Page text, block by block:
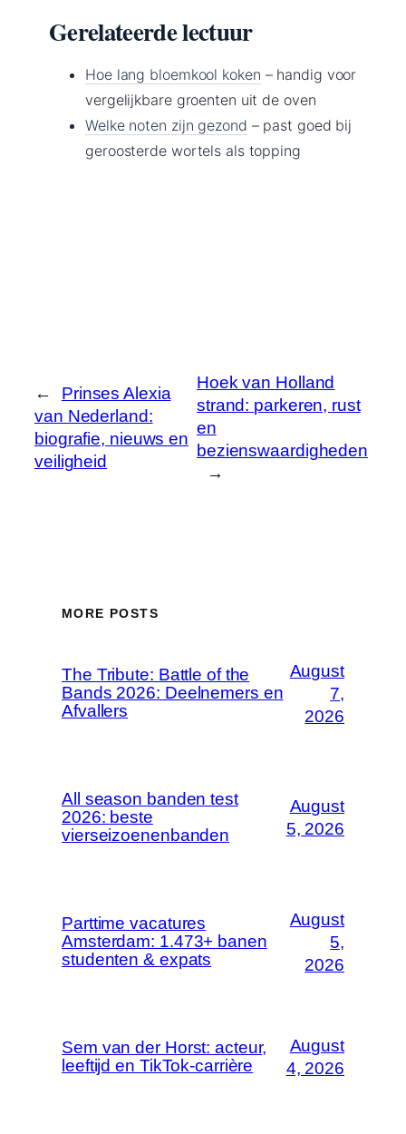
Gerelateerde lectuur
Hoe lang bloemkool koken – handig voor
vergelijkbare groenten uit de oven
Welke noten zijn gezond – past goed bij
geroosterde wortels als topping
←
Prinses Alexia
van Nederland:
biografie, nieuws en
veiligheid
Hoek van Holland
strand: parkeren, rust
en
bezienswaardigheden
→
MORE POSTS
The Tribute: Battle of the
Bands 2026: Deelnemers en
Afvallers
August
7,
2026
All season banden test
2026: beste
vierseizoenenbanden
August
5, 2026
Parttime vacatures
Amsterdam: 1.473+ banen
studenten & expats
August
5,
2026
Sem van der Horst: acteur,
leeftijd en TikTok-carrière
August
4, 2026